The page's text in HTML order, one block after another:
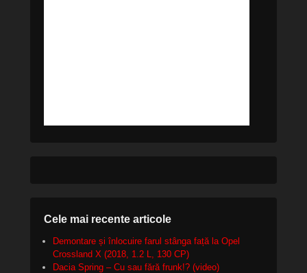
Cele mai recente articole
Demontare și înlocuire farul stânga față la Opel
Crossland X (2018, 1.2 L, 130 CP)
Dacia Spring – Cu sau fără frunk!? (video)